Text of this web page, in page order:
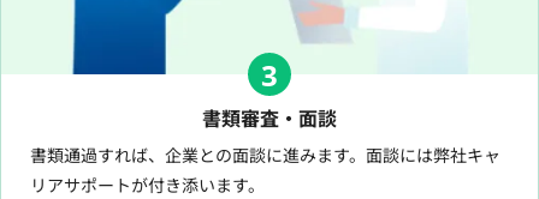
3
書類審査・面談
書類通過すれば、企業との面談に進みます。面談には弊社キャ
リアサポートが付き添います。